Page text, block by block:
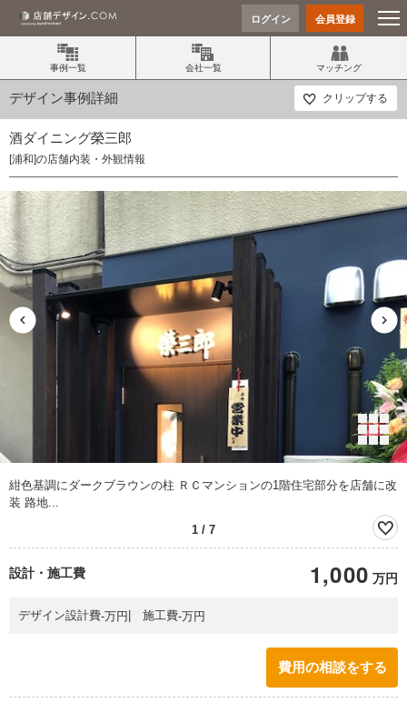
ログイン 会員登録
事例一覧 会社一覧 マッチング
デザイン事例詳細 クリップする
酒ダイニング榮三郎
[浦和]の店舗内装・外観情報
紺色基調にダークブラウンの柱 ＲＣマンションの1階住宅部分を店舗に改
装 路地...
1 / 7
設計・施工費 1,000 万円
デザイン設計費-万円 施工費-万円
費用の相談をする